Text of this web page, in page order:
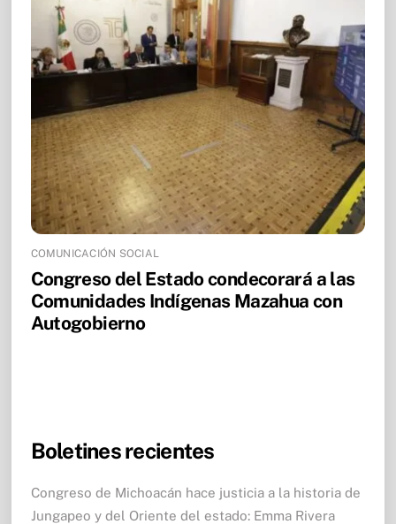
COMUNICACIÓN SOCIAL
Congreso del Estado condecorará a las
Comunidades Indígenas Mazahua con
Autogobierno
Boletines recientes
Congreso de Michoacán hace justicia a la historia de
Jungapeo y del Oriente del estado: Emma Rivera